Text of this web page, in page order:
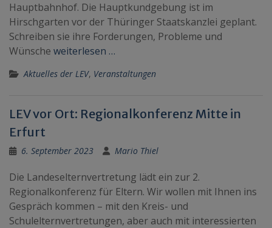
Hauptbahnhof. Die Hauptkundgebung ist im
Hirschgarten vor der Thüringer Staatskanzlei geplant.
Schreiben sie ihre Forderungen, Probleme und
Wünsche weiterlesen …
Aktuelles der LEV, Veranstaltungen
LEV vor Ort: Regionalkonferenz Mitte in
Erfurt
6. September 2023 Mario Thiel
Die Landeselternvertretung lädt ein zur 2.
Regionalkonferenz für Eltern. Wir wollen mit Ihnen ins
Gespräch kommen – mit den Kreis- und
Schulelternvertretungen, aber auch mit interessierten